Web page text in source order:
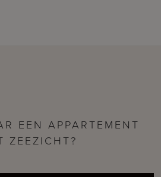
EEN APPARTEMENT
ZEEZICHT?